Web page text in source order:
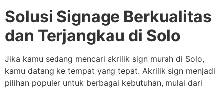
Solusi Signage Berkualitas
dan Terjangkau di Solo
Jika kamu sedang mencari akrilik sign murah di Solo,
kamu datang ke tempat yang tepat. Akrilik sign menjadi
pilihan populer untuk berbagai kebutuhan, mulai dari